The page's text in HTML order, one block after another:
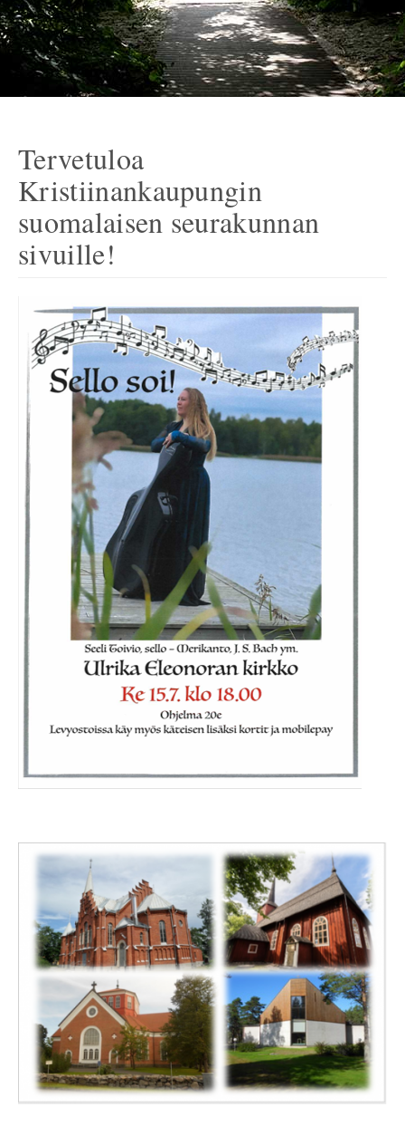
Tervetuloa
Kristiinankaupungin
suomalaisen seurakunnan
sivuille!